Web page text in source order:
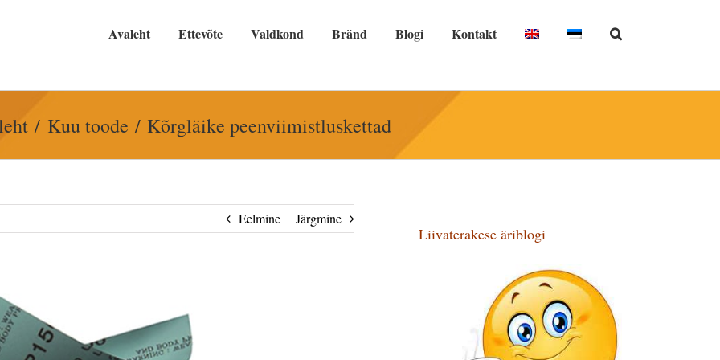
Avaleht Ettevõte Valdkond Bränd Blogi Kontakt
Kuu toode Kõrgläike peenviimistluskettad
Eelmine Järgmine
Liivaterakese äriblogi